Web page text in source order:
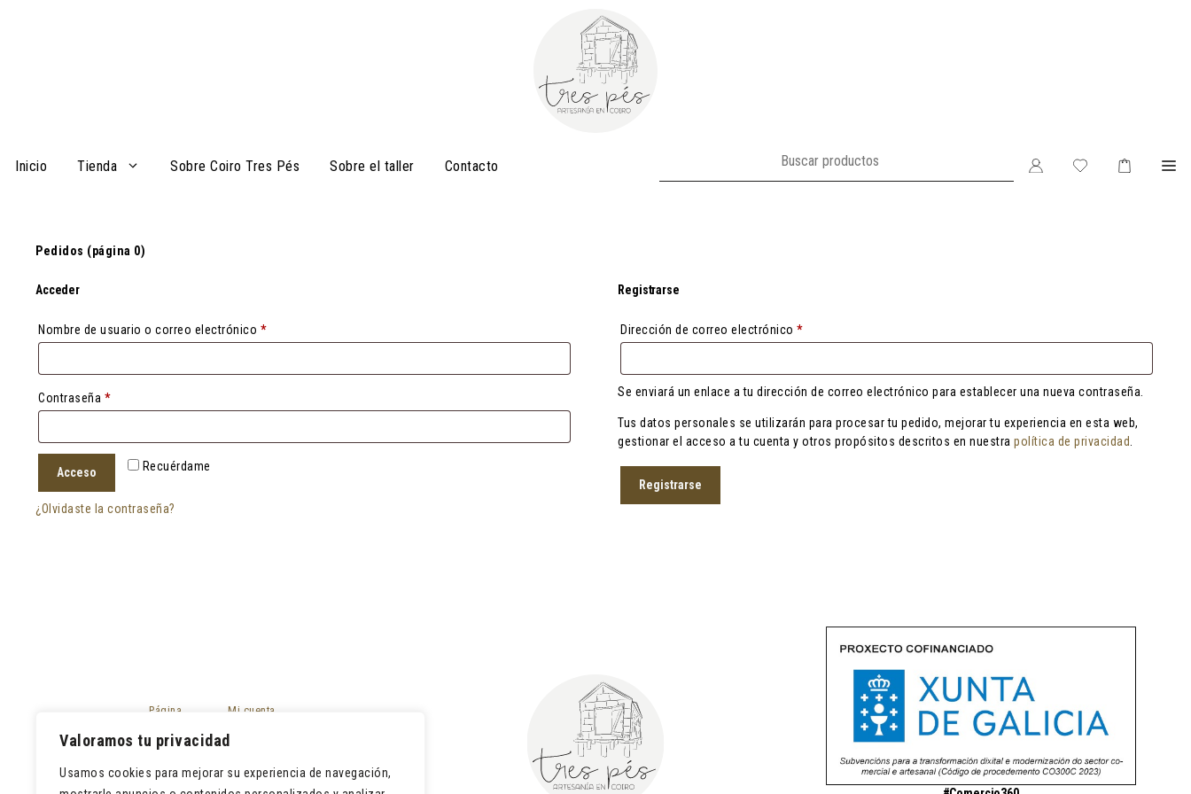
Valoramos tu privacidad
Usamos cookies para mejorar su experiencia de navegación,
Inicio Tienda Sobre Coiro Tres Pés Sobre el taller Contacto
Pedidos (página 0)
Acceder
Nombre de usuario o correo electrónico *Obligatorio
Contraseña *Obligatorio
Recuérdame
Acceso
¿Olvidaste la contraseña?
Registrarse
Dirección de correo electrónico*Obligatorio
Se enviará un enlace a tu dirección de correo electrónico para establecer una nueva contraseña.
Tus datos personales se utilizarán para procesar tu pedido, mejorar tu experiencia en esta web,
gestionar el acceso a tu cuenta y otros propósitos descritos en nuestrapolítica de privacidad
Registrarse
Página
Tienda
Contacto
Mi cuenta
Mis pedidos
Lista de deseos